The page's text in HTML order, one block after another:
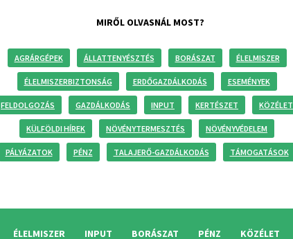
MIRŐL OLVASNÁL MOST?
AGRÁRGÉPEK ÁLLATTENYÉSZTÉS BORÁSZAT ÉLELMISZER
ÉLELMISZERBIZTONSÁG ERDŐGAZDÁLKODÁS ESEMÉNYEK
FELDOLGOZÁS GAZDÁLKODÁS INPUT KERTÉSZET KÖZÉLET
KÜLFÖLDI HÍREK NÖVÉNYTERMESZTÉS NÖVÉNYVÉDELEM
PÁLYÁZATOK PÉNZ TALAJERŐ-GAZDÁLKODÁS TÁMOGATÁSOK
ÉLELMISZER INPUT BORÁSZAT PÉNZ KÖZÉLET